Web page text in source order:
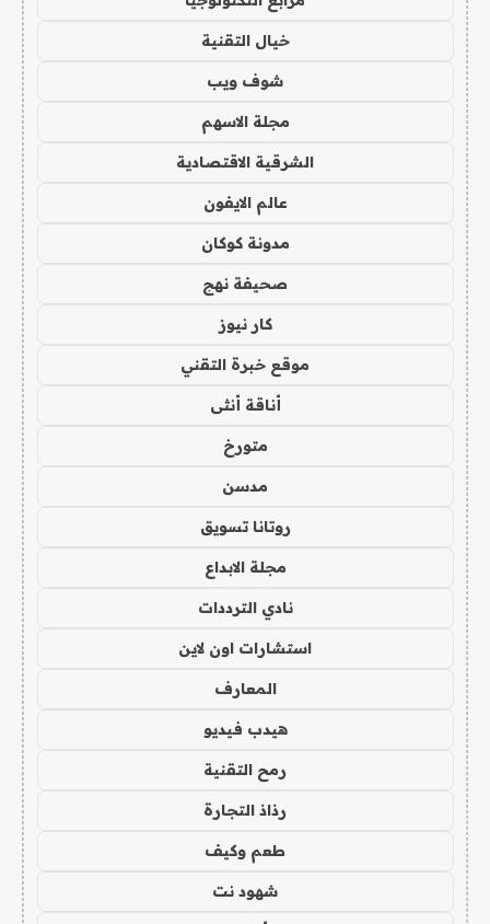
خيال التقنية
شوف ويب
مجلة الاسهم
الشرقية الاقتصادية
عالم الايفون
مدونة كوكان
صحيفة نهج
كار نيوز
موقع خبرة التقني
أناقة أنثى
متورخ
مدسن
روتانا تسويق
مجلة الابداع
نادي الترددات
استشارات اون لاين
المعارف
هيدب فيديو
رمح التقنية
رذاذ التجارة
طعم وكيف
شهود نت